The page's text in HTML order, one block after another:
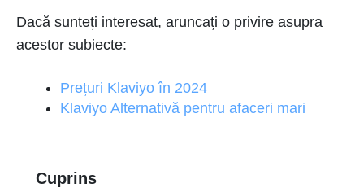
Dacă sunteți interesat, aruncați o privire asupra
acestor subiecte:
Prețuri Klaviyo în 2024
Klaviyo Alternativă pentru afaceri mari
Cuprins